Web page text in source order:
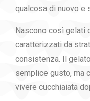
qualcosa di nuovo e
Nascono così gelati
caratterizzati da
consistenza. Il
semplice gusto, ma
vivere cucchiaiata